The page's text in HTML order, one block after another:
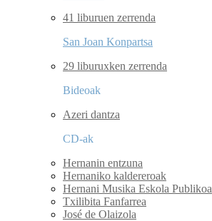
41 liburuen zerrenda
San Joan Konpartsa
29 liburuxken zerrenda
Bideoak
Azeri dantza
CD-ak
Hernanin entzuna
Hernaniko kaldereroak
Hernani Musika Eskola Publikoa
Txilibita Fanfarrea
José de Olaizola